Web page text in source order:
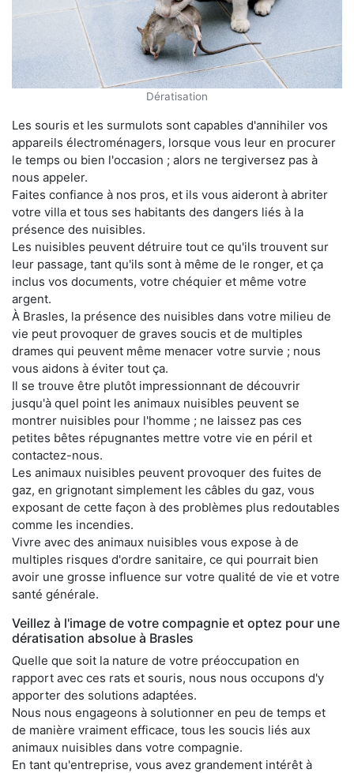
Dératisation
Les souris et les surmulots sont capables d'annihiler vos
appareils électroménagers, lorsque vous leur en procurer
le temps ou bien l'occasion ; alors ne tergiversez pas à
nous appeler.
Faites confiance à nos pros, et ils vous aideront à abriter
votre villa et tous ses habitants des dangers liés à la
présence des nuisibles.
Les nuisibles peuvent détruire tout ce qu'ils trouvent sur
leur passage, tant qu'ils sont à même de le ronger, et ça
inclus vos documents, votre chéquier et même votre
argent.
À Brasles, la présence des nuisibles dans votre milieu de
vie peut provoquer de graves soucis et de multiples
drames qui peuvent même menacer votre survie ; nous
vous aidons à éviter tout ça.
Il se trouve être plutôt impressionnant de découvrir
jusqu'à quel point les animaux nuisibles peuvent se
montrer nuisibles pour l'homme ; ne laissez pas ces
petites bêtes répugnantes mettre votre vie en péril et
contactez-nous.
Les animaux nuisibles peuvent provoquer des fuites de
gaz, en grignotant simplement les câbles du gaz, vous
exposant de cette façon à des problèmes plus redoutables
comme les incendies.
Vivre avec des animaux nuisibles vous expose à de
multiples risques d'ordre sanitaire, ce qui pourrait bien
avoir une grosse influence sur votre qualité de vie et votre
santé générale.
Veillez à l'image de votre compagnie et optez pour une
dératisation absolue à Brasles
Quelle que soit la nature de votre préoccupation en
rapport avec ces rats et souris, nous nous occupons d'y
apporter des solutions adaptées.
Nous nous engageons à solutionner en peu de temps et
de manière vraiment efficace, tous les soucis liés aux
animaux nuisibles dans votre compagnie.
En tant qu'entreprise, vous avez grandement intérêt à